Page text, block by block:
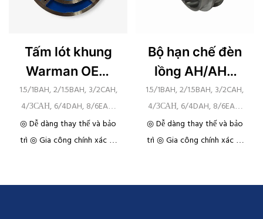
Tấm lót khung
Warman OEM
AH/AHR
1.5/1BAH, 2/1.5BAH, 3/2CAH,
4/ЗСАН, 6/4DAH, 8/6EAH,
10/8FAH, 12/10STAH,
14/12STAH, 16/14TUAH,
◎ Dễ dàng thay thế và bảo
trì ◎ Gia công chính xác ◎
Bộ hạn chế đèn
lồng AH/AHR
của Warman
OEM
1.5/1BAH, 2/1.5BAH, 3/2CAH,
4/ЗСАН, 6/4DAH, 8/6EAH,
10/8FAH, 12/10STAH,
14/12STAH, 16/14TUAH,
◎ Dễ dàng thay thế và bảo
trì ◎ Gia công chính xác ◎